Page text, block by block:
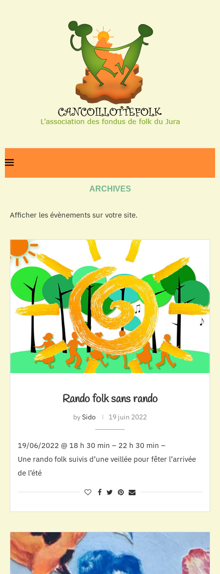
ARCHIVES
Afficher les évènements sur votre site.
Rando folk sans rando
bySido 19 juin 2022
19/06/2022 @ 18 h 30 min – 22 h 30 min –
Une rando folk suivis d’une veillée pour fêter l’arrivée
de l’été